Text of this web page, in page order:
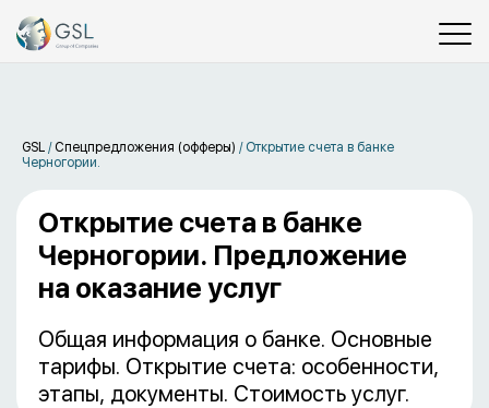
GSL / Спецпредложения (офферы) / Открытие счета в банке
Черногории.
Открытие счета в банке
Черногории. Предложение
на оказание услуг
Общая информация о банке. Основные
тарифы. Открытие счета: особенности,
этапы, документы. Стоимость услуг.